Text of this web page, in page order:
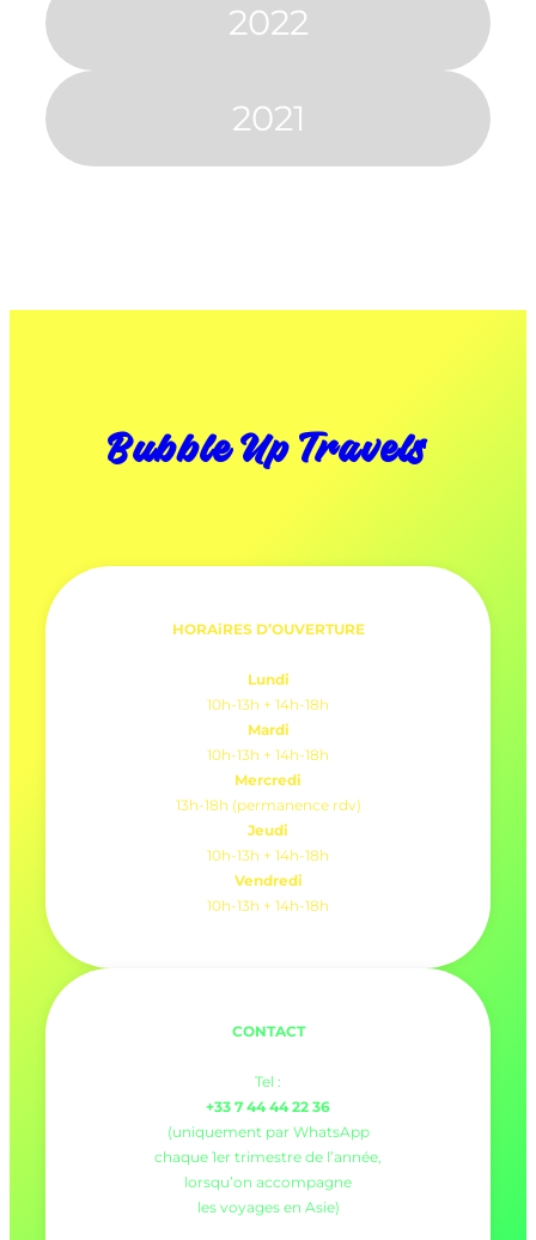
2022
2021
Bubble Up Travels
HORAiRES D’OUVERTURE
Lundi
10h-13h + 14h-18h
Mardi
10h-13h + 14h-18h
Mercredi
13h-18h (permanence rdv)
Jeudi
10h-13h + 14h-18h
Vendredi
10h-13h + 14h-18h
CONTACT
Tel :
+33 7 44 44 22 36
(uniquement par WhatsApp
chaque 1er trimestre de l’année,
lorsqu’on accompagne
les voyages en Asie)